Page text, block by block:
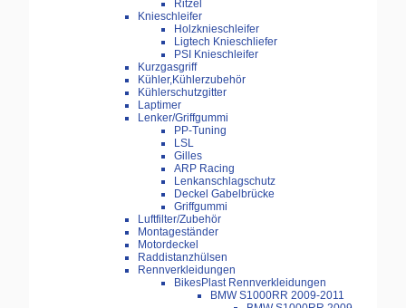
Ritzel
Knieschleifer
Holzknieschleifer
Ligtech Knieschliefer
PSI Knieschleifer
Kurzgasgriff
Kühler,Kühlerzubehör
Kühlerschutzgitter
Laptimer
Lenker/Griffgummi
PP-Tuning
LSL
Gilles
ARP Racing
Lenkanschlagschutz
Deckel Gabelbrücke
Griffgummi
Luftfilter/Zubehör
Montageständer
Motordeckel
Raddistanzhülsen
Rennverkleidungen
BikesPlast Rennverkleidungen
BMW S1000RR 2009-2011